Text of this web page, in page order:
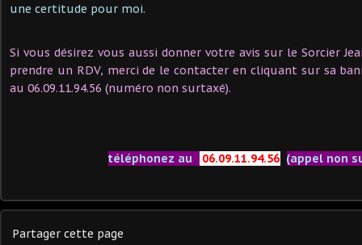
une certitude pour moi.
Si vous désirez vous aussi donner votre avis sur le Sorcier
prendre un RDV, merci de le contacter en cliquant sur sa
au 06.09.11.94.56 (numéro non surtaxé).
téléphonez au 06.09.11.94.56 (appel non
Partager cette page